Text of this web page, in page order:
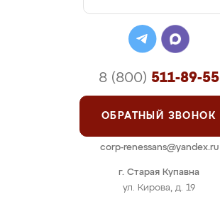
г. Старая Купавна
ул. Кирова, д. 19
8 (800) 511-89-55
ОБРАТНЫЙ ЗВОНОК
corp-renessans@yandex.ru